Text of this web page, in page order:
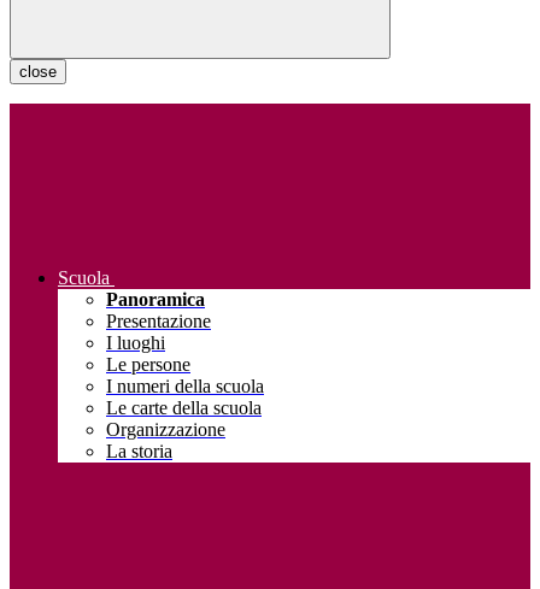
close
Scuola
Panoramica
Presentazione
I luoghi
Le persone
I numeri della scuola
Le carte della scuola
Organizzazione
La storia